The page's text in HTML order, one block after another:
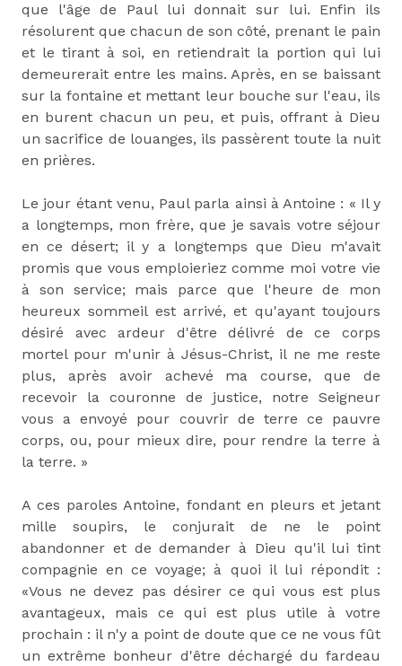
que l'âge de Paul lui donnait sur lui. Enfin ils
résolurent que chacun de son côté, prenant le pain
et le tirant à soi, en retiendrait la portion qui lui
demeurerait entre les mains. Après, en se baissant
sur la fontaine et mettant leur bouche sur l'eau, ils
en burent chacun un peu, et puis, offrant à Dieu
un sacrifice de louanges, ils passèrent toute la nuit
en prières.
Le jour étant venu, Paul parla ainsi à Antoine : « Il y
a longtemps, mon frère, que je savais votre séjour
en ce désert; il y a longtemps que Dieu m'avait
promis que vous emploieriez comme moi votre vie
à son service; mais parce que l'heure de mon
heureux sommeil est arrivé, et qu'ayant toujours
désiré avec ardeur d'être délivré de ce corps
mortel pour m'unir à Jésus-Christ, il ne me reste
plus, après avoir achevé ma course, que de
recevoir la couronne de justice, notre Seigneur
vous a envoyé pour couvrir de terre ce pauvre
corps, ou, pour mieux dire, pour rendre la terre à
la terre. »
A ces paroles Antoine, fondant en pleurs et jetant
mille soupirs, le conjurait de ne le point
abandonner et de demander à Dieu qu'il lui tint
compagnie en ce voyage; à quoi il lui répondit :
«Vous ne devez pas désirer ce qui vous est plus
avantageux, mais ce qui est plus utile à votre
prochain : il n'y a point de doute que ce ne vous fût
un extrême bonheur d'être déchargé du fardeau